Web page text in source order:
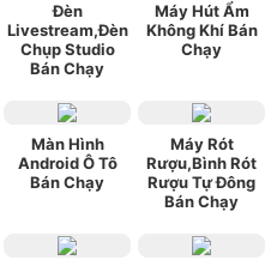
Đèn
Livestream,Đèn
Chụp Studio
Bán Chạy
Máy Hút Ẩm
Không Khí Bán
Chạy
Màn Hình
Android Ô Tô
Bán Chạy
Máy Rót
Rượu,Bình Rót
Rượu Tự Đông
Bán Chạy